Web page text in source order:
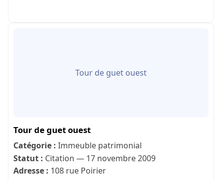
Tour de guet ouest
Tour de guet ouest
Catégorie : Immeuble patrimonial
Statut : Citation — 17 novembre 2009
Adresse : 108 rue Poirier